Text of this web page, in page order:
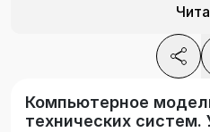
Компьютерное
технических систем.